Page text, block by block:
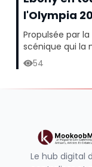
l'Olympia
Propulsée par
scénique qui la
54
Le hub digital